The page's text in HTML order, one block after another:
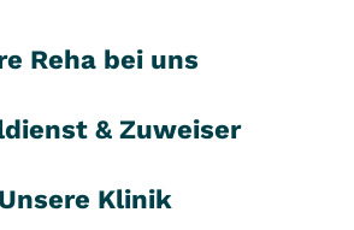
Reha bei uns
& Zuweiser
Unsere Klinik